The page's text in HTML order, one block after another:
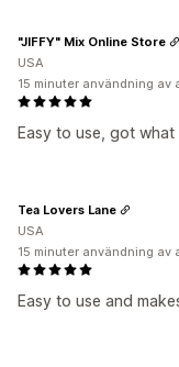
Easy to use, got what
"JIFFY" Mix Online Store
USA
15 minuter användning av
Easy to use and
Tea Lovers Lane
USA
15 minuter användning av